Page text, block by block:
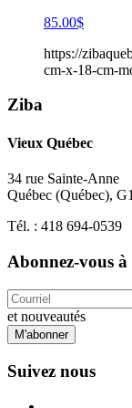
85.00$
https://
cm-x-18-cm-
Ziba
Vieux Québec
34 rue Sainte-Anne
Québec (Québec),
Tél. : 418 694-0539
Abonnez-vous
et nouveautés
M'abonner
Suivez nous